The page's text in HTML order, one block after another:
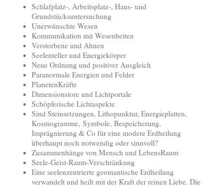
Schlafplatz-, Arbeitsplatz-, Haus- und
Grundstücksuntersuchung
Unerwünschte Wesen
Kommunikation mit Wesenheiten
Verstorbene und Ahnen
Seelenteller und Energiekörper
Neue Ordnung und positiver Ausgleich
Paranormale Energien und Felder
PlanetenKräfte
Dimensionstore und Lichtportale
Schöpferische Lichtaspekte
Sind Steinsetzungen, Lithopunktur, Energieplatten,
Kosmogramme, Symbole, Bespeicherung,
Imprägnierung & Co für eine modere Erdheilung
überhaupt noch notwendig oder sinnvoll?
Zusammenhänge von Mensch und LebensRaum
Seele-Geist-Raum-Verschränkung
Eine seelenzentrierte geomantische Erdheilung
verwandelt und heilt mit der Kraft der reinen Liebe. Die